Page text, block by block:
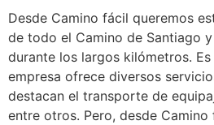
Desde Camino fácil queremos
de todo el Camino de Santiago
durante los largos kilómetros.
empresa ofrece diversos
destacan el transporte de
entre otros. Pero, desde